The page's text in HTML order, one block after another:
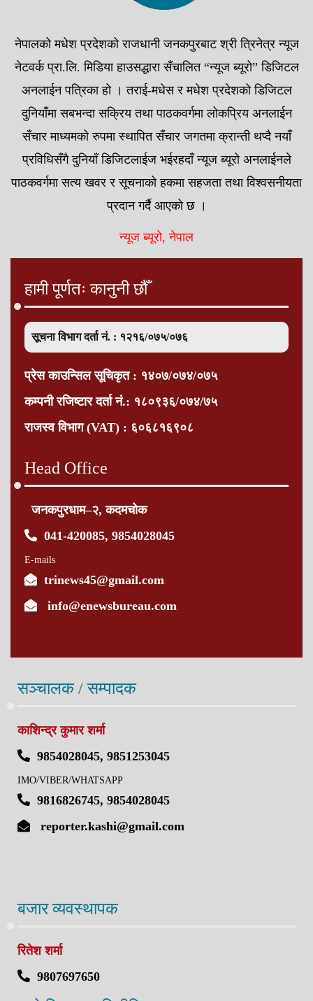
नेपालको मधेश प्रदेशको राजधानी जनकपुरबाट श्री त्रिनेत्र न्यूज
नेटवर्क प्रा.लि. मिडिया हाउसद्धारा सँचालित “न्यूज ब्यूरो” डिजिटल
अनलाईन पत्रिका हो । तराई-मधेस र मधेश प्रदेशको डिजिटल
दुनियाँमा सबभन्दा सक्रिय तथा पाठकवर्गमा लोकप्रिय अनलाईन
सँचार माध्यमको रुपमा स्थापित सँचार जगतमा क्रान्ती थप्दै नयाँ
प्रविधिसँगै दुनियाँ डिजिटलाईज भईरहदाँ न्यूज ब्यूरो अनलाईनले
पाठकवर्गमा सत्य खवर र सूचनाको हकमा सहजता तथा विश्वसनीयता
प्रदान गर्दै आएको छ ।
न्यूज ब्यूरो, नेपाल
हामी पूर्णतः कानुनी छौँ
सूचना विभाग दर्ता नं. : १२१६/०७५/०७६
प्रेस काउन्सिल सूचिकृत : १४०७/०७४/०७५
कम्पनी रजिष्टार दर्ता नं.: १८०९३६/०७४/७५
राजस्व विभाग (VAT) : ६०६८१६९०८
Head Office
जनकपुरधाम–२, कदमचोक
041-420085, 9854028045
E-mails
trinews45@gmail.com
info@enewsbureau.com
सञ्चालक / सम्पादक
काशिन्द्र कुमार शर्मा
9854028045, 9851253045
IMO/VIBER/WHATSAPP
9816826745, 9854028045
reporter.kashi@gmail.com
बजार व्यवस्थापक
रितेश शर्मा
9807697650